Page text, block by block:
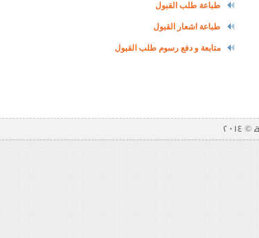
طباعة طلب القبول
طباعة اشعار القبول
متابعة و دفع رسوم طلب القبول